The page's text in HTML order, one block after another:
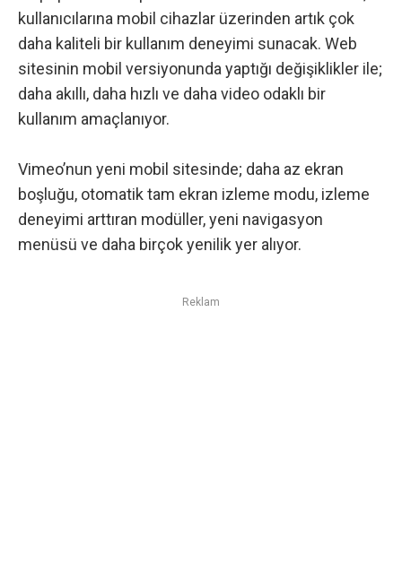
kullanıcılarına mobil cihazlar üzerinden artık çok
daha kaliteli bir kullanım deneyimi sunacak. Web
sitesinin mobil versiyonunda yaptığı değişiklikler ile;
daha akıllı, daha hızlı ve daha video odaklı bir
kullanım amaçlanıyor.
Vimeo’nun yeni mobil sitesinde; daha az ekran
boşluğu, otomatik tam ekran izleme modu, izleme
deneyimi arttıran modüller, yeni navigasyon
menüsü ve daha birçok yenilik yer alıyor.
Reklam